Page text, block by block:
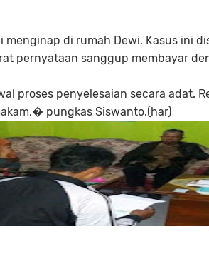
menginap di rumah Dewi. Kasus ini
pernyataan sanggup membayar
proses penyelesaian secara adat.
pungkas Siswanto.(har)